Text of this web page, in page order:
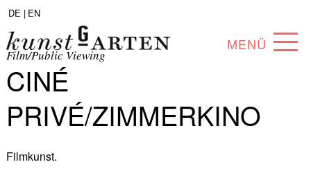
DE | EN
MENÜ
ABOUT
Film/Public Viewing
CINÉ
PRIVÉ/ZIMMERKINO
Filmkunst.